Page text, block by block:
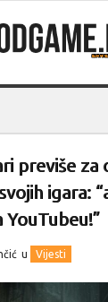
previše za
igara:
u Vijesti